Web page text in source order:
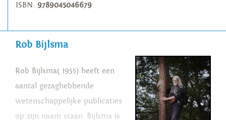
ISBN: 9789045046679
Rob Bijlsma
Rob Bijlsma( 1955) heeft een
aantal gezaghebbende
wetenschappelijke publicaties
op zijn naam staan. Bijlsma is